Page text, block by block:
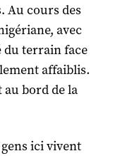
Au cours des
avec
du terrain face
affaiblis.
bord de la
ici vivent